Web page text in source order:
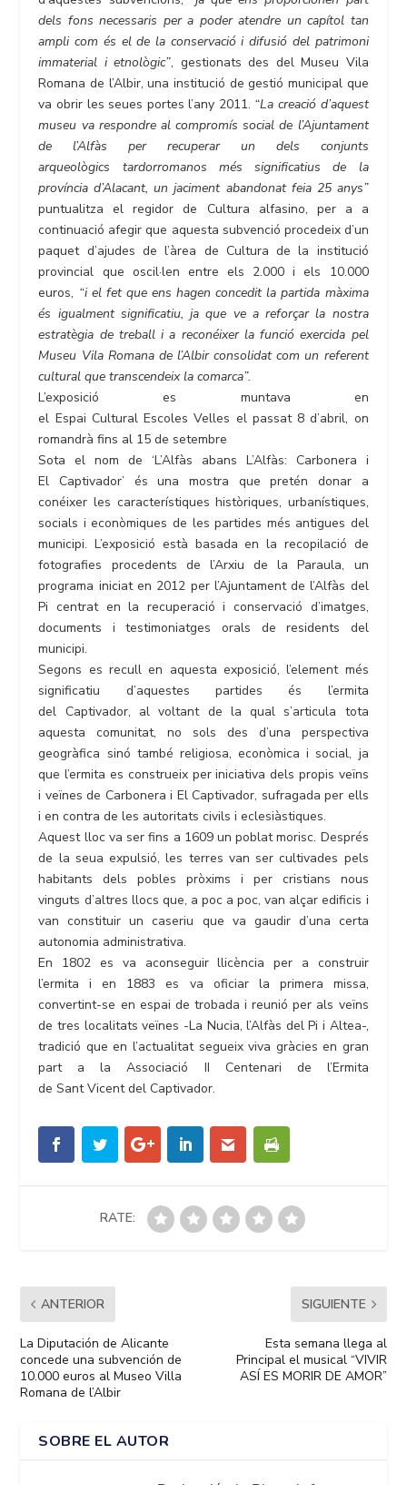
dels fons necessaris per a poder atendre un capítol tan
ampli com és el de la conservació i difusió del patrimoni
immaterial i etnològic”, gestionats des del Museu Vila
Romana de l’Albir, una institució de gestió municipal que
va obrir les seues portes l’any 2011. “La creació d’aquest
museu va respondre al compromís social de l’Ajuntament
de l’Alfàs per recuperar un dels conjunts
arqueològics tardorromanos més significatius de la
província d’Alacant, un jaciment abandonat feia 25 anys”
puntualitza el regidor de Cultura alfasino, per a a
continuació afegir que aquesta subvenció procedeix d’un
paquet d’ajudes de l’àrea de Cultura de la institució
provincial que oscil·len entre els 2.000 i els 10.000
euros, “i el fet que ens hagen concedit la partida màxima
és igualment significatiu, ja que ve a reforçar la nostra
estratègia de treball i a reconéixer la funció exercida pel
Museu Vila Romana de l’Albir consolidat com un referent
cultural que transcendeix la comarca”.
L’exposició es muntava en
el Espai Cultural Escoles Velles el passat 8 d’abril, on
romandrà fins al 15 de setembre
Sota el nom de ‘L’Alfàs abans L’Alfàs: Carbonera i
El Captivador’ és una mostra que pretén donar a
conéixer les característiques històriques, urbanístiques,
socials i econòmiques de les partides més antigues del
municipi. L’exposició està basada en la recopilació de
fotografies procedents de l’Arxiu de la Paraula, un
programa iniciat en 2012 per l’Ajuntament de l’Alfàs del
Pi centrat en la recuperació i conservació d’imatges,
documents i testimoniatges orals de residents del
municipi.
Segons es recull en aquesta exposició, l’element més
significatiu d’aquestes partides és l’ermita
del Captivador, al voltant de la qual s’articula tota
aquesta comunitat, no sols des d’una perspectiva
geogràfica sinó també religiosa, econòmica i social, ja
que l’ermita es construeix per iniciativa dels propis veïns
i veïnes de Carbonera i El Captivador, sufragada per ells
i en contra de les autoritats civils i eclesiàstiques.
Aquest lloc va ser fins a 1609 un poblat morisc. Després
de la seua expulsió, les terres van ser cultivades pels
habitants dels pobles pròxims i per cristians nous
vinguts d’altres llocs que, a poc a poc, van alçar edificis i
van constituir un caseriu que va gaudir d’una certa
autonomia administrativa.
En 1802 es va aconseguir llicència per a construir
l’ermita i en 1883 es va oficiar la primera missa,
convertint-se en espai de trobada i reunió per als veïns
de tres localitats veïnes -La Nucia, l’Alfàs del Pi i Altea-,
tradició que en l’actualitat segueix viva gràcies en gran
part a la Associació II Centenari de l’Ermita
de Sant Vicent del Captivador.
RATE:
ANTERIOR
La Diputación de Alicante
concede una subvención de
10.000 euros al Museo Villa
Romana de l’Albir
SIGUIENTE
Esta semana llega al
Principal el musical “VIVIR
ASÍ ES MORIR DE AMOR”
SOBRE EL AUTOR